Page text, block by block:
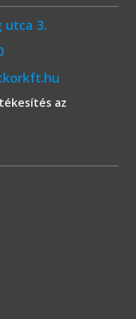
utca 3.
az